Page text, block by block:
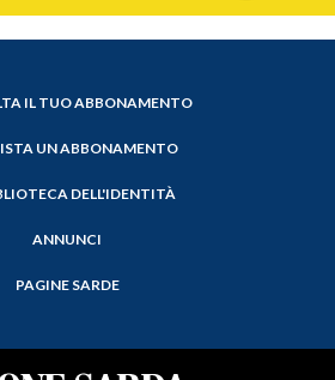
IL TUO ABBONAMENTO
UN ABBONAMENTO
DELL'IDENTITÀ
ANNUNCI
PAGINE SARDE